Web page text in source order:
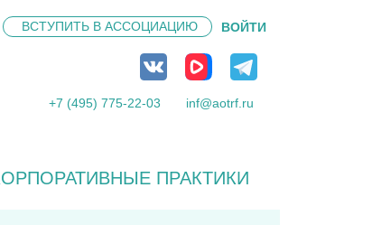
ВСТУПИТЬ В АССОЦИАЦИЮ ВОЙТИ
+7 (495) 775-22-03 inf@aotrf.ru
ПРАКТИКИ